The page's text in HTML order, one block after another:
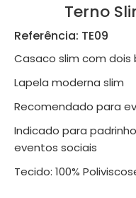
Terno
Referência: TE09
Casaco slim com
Lapela moderna slim
Recomendado para
Indicado para
eventos sociais
Tecido: 100%